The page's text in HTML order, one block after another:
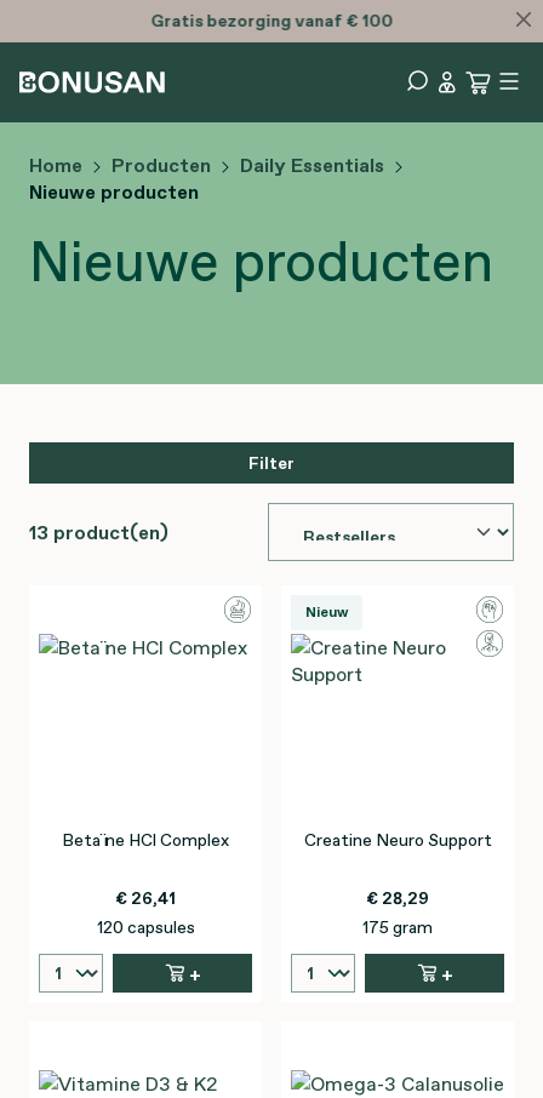
Gratisbezorging vanaf € 100
Home Producten
Daily Essentials
Nieuwe producten
Nieuwe producten
Filter
13 product(en)
Betaïne HCl Complex
€ 26,41
120 capsules
+
Nieuw
Creatine Neuro Support
€ 28,29
175 gram
+